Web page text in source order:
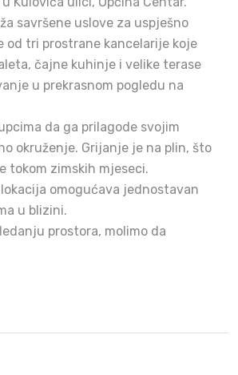
savršene uslove za uspješno
od tri prostrane kancelarije koje
čajne kuhinje i velike terase
u prekrasnom pogledu na
da ga prilagode svojim
okruženje. Grijanje je na plin, što
tokom zimskih mjeseci.
omogućava jednostavan
u blizini.
prostora, molimo da